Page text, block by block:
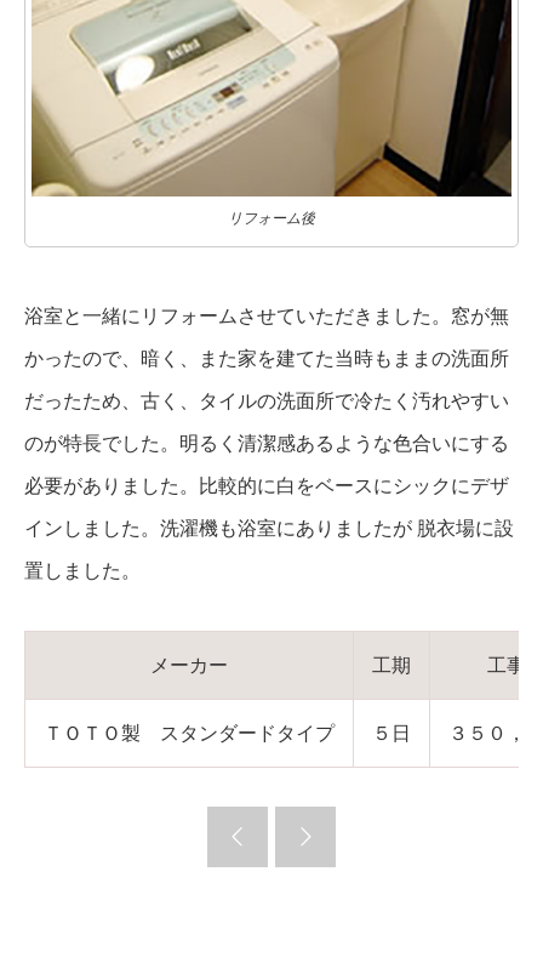
リフォーム後
浴室と一緒にリフォームさせていただきました。窓が無
かったので、暗く、また家を建てた当時もままの洗面所
だったため、古く、タイルの洗面所で冷たく汚れやすい
のが特長でした。明るく清潔感あるような色合いにする
必要がありました。比較的に白をベースにシックにデザ
インしました。洗濯機も浴室にありましたが 脱衣場に設
置しました。
メーカー 工期 工事
ＴＯＴＯ製 スタンダードタイプ ５日 ３５０，